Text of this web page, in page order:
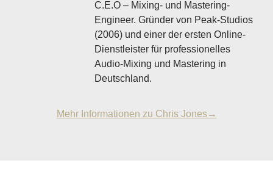
C.E.O – Mixing- und Mastering-
Engineer. Gründer von Peak-Studios
(2006) und einer der ersten Online-
Dienstleister für professionelles
Audio-Mixing und Mastering in
Deutschland.
Mehr Informationen zu Chris Jones→